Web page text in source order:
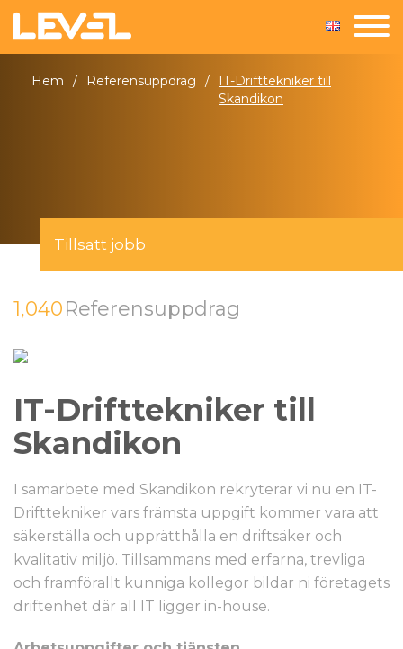
Hem / Referensuppdrag /
IT-Drifttekniker till
Skandikon
Tillsatt jobb
1,040Referensuppdrag
IT-Drifttekniker till
Skandikon
I samarbete med Skandikon rekryterar vi nu en IT-
Drifttekniker vars främsta uppgift kommer vara att
säkerställa och upprätthålla en driftsäker och
kvalitativ miljö. Tillsammans med erfarna, trevliga
och framförallt kunniga kollegor bildar ni företagets
driftenhet där all IT ligger in-house.